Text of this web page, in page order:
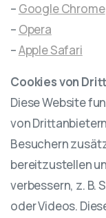
– Google Chrome
– Opera
–Apple Safari
Cookies von
Diese Website
von
Besuchern
bereitzustellen
verbessern, z. B.
oder Videos.